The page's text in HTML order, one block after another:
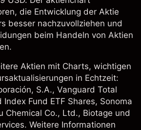
die Entwicklung der Aktie
besser nachzuvollziehen und
beim Handeln von Aktien
Aktien mit Charts, wichtigen
in Echtzeit:
S.A., Vanguard Total
Fund ETF Shares, Sonoma
Chemical Co., Ltd., Biotage und
Weitere Informationen